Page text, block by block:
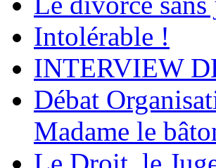
Intolérable !
INTERVIEW
Débat
Madame le